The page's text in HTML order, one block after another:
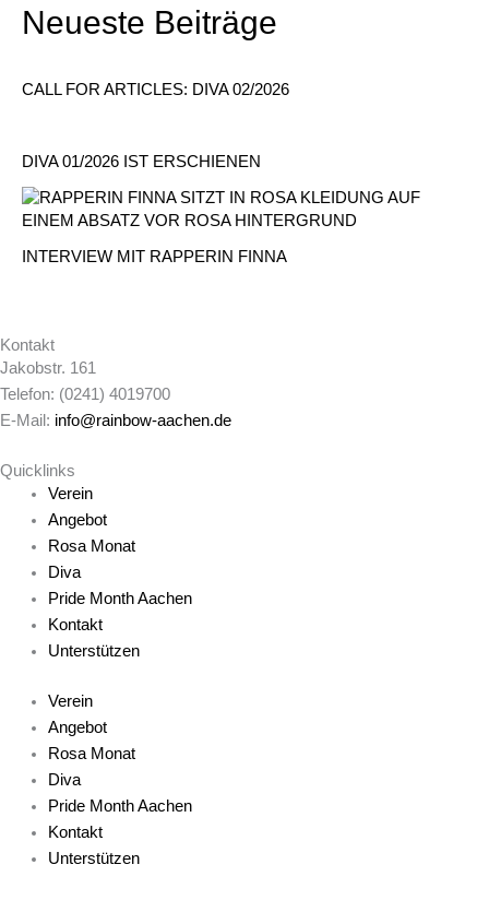
Neueste Beiträge
CALL FOR ARTICLES: DIVA 02/2026
DIVA 01/2026 IST ERSCHIENEN
INTERVIEW MIT RAPPERIN FINNA
Kontakt
Jakobstr. 161
Telefon: (0241) 4019700
E-Mail: info@rainbow-aachen.de
Quicklinks
Verein
Angebot
Rosa Monat
Diva
Pride Month Aachen
Kontakt
Unterstützen
Verein
Angebot
Rosa Monat
Diva
Pride Month Aachen
Kontakt
Unterstützen